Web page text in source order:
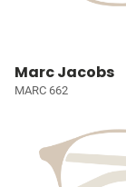
Marc Jacobs
MARC 662